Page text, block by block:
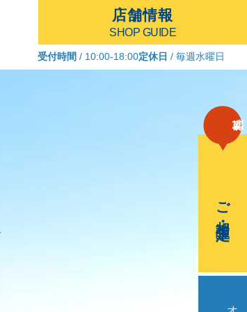
店舗情報
SHOP GUIDE
受付時間 / 10:00-18:00定休日 / 毎週水曜日
ご相談・査定